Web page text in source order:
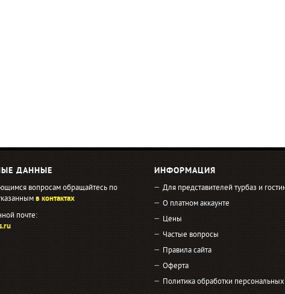
ДАННЫЕ
вопросам обращайтесь по
в контактах
почте:
ИНФОРМАЦИЯ
Для представителей турбаз и
О платном аккаунте
Цены
Частые вопросы
Правила сайта
Оферта
Политика обработки